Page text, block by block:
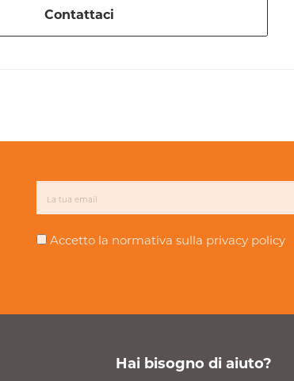
Contattaci
Accetto la normativa sulla privacy policy
Hai bisogno di aiuto?